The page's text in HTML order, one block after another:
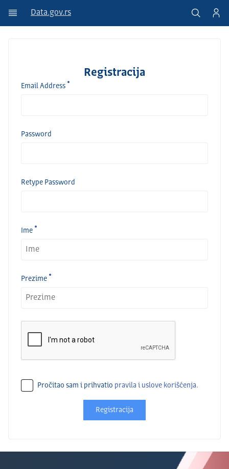
Data.gov.rs
Registracija
Email Address
Password
Retype Password
Ime
Prezime
Pročitao sam i prihvatio pravila i uslove korišćenja.
Registracija